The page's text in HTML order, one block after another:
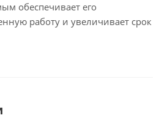
обеспечивает его
работу и увеличивает срок